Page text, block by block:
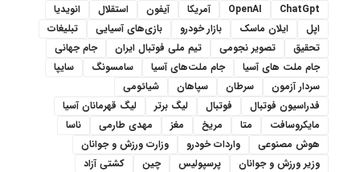
ChatGpt
OpenAI آمریکا آیفون استقلال
انویدیا
اپل
ایلان ماسک بازار خودرو بازی‌های آسیایی
تبلیغات
تحقیق
تصویر نجومی تیم ملی فوتبال ایران
جام جهانی
جام ملت های آسیا
جام ملت‌های آسیا سامسونگ
سایپا
سردار آزمون
سرطان سپاهان
شیائومی
فدراسیون فوتبال
فوتبال لیگ برتر
لیگ قهرمانان آسیا
مایکروسافت
متا مریخ مغز مهدی طارمی
ناسا
هوش مصنوعی
واردات خودرو
وزارت ورزش و جوانان
وزیر ورزش و جوانان
پرسپولیس چین
کشتی آزاد